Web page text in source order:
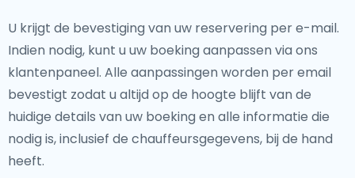
U krijgt de bevestiging van uw reservering per e-mail.
Indien nodig, kunt u uw boeking aanpassen via ons
klantenpaneel. Alle aanpassingen worden per email
bevestigt zodat u altijd op de hoogte blijft van de
huidige details van uw boeking en alle informatie die
nodig is, inclusief de chauffeursgegevens, bij de hand
heeft.